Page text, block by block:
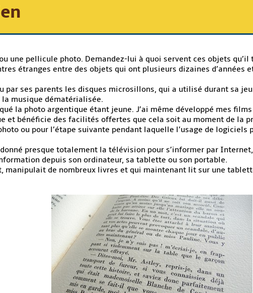
une pellicule photo. Demandez-lui à quoi servent ces objets
étranges entre des objets qui ont plusieurs dizaines d’années
ses parents les disques microsillons, qui a utilisé durant sa
musique dématérialisée.
la photo argentique étant jeune. J’ai même développé mes
et bénéficie des facilités offertes que cela soit au moment de la
ou pour l’étape suivante pendant laquelle l’usage de
presque totalement la télévision pour s’informer par
depuis son ordinateur, sa tablette ou son portable.
manipulait de nombreux livres et qui maintenant lit sur une